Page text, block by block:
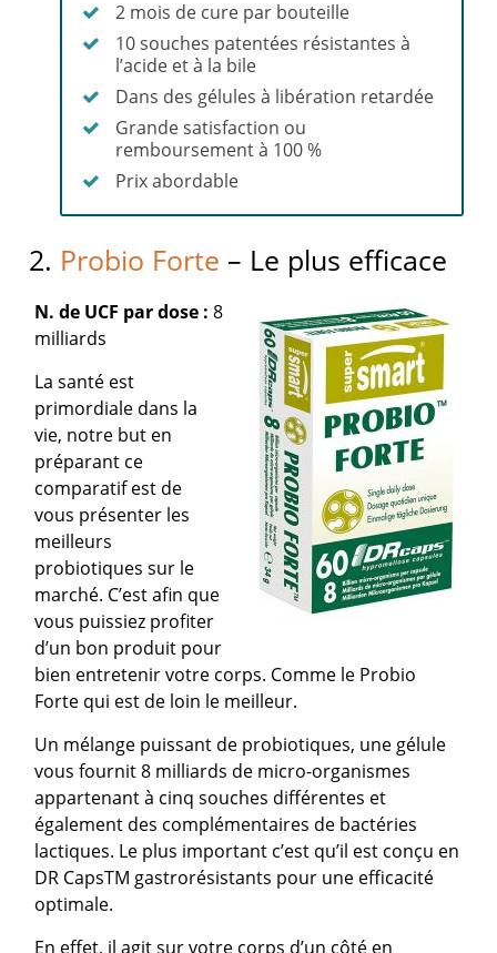
2 mois de cure par bouteille
10 souches patentées résistantes à
l’acide et à la bile
Dans des gélules à libération retardée
Grande satisfaction ou
remboursement à 100 %
Prix abordable
2. Probio Forte – Le plus efficace
N. de UCF par dose :8
milliards
La santé est
primordiale dans la
vie, notre but en
préparant ce
comparatif est de
vous présenter les
meilleurs
probiotiques sur le
marché. C’est afin que
vous puissiez profiter
d’un bon produit pour
bien entretenir votre corps. Comme le Probio
Forte qui est de loin le meilleur.
Un mélange puissant de probiotiques, une gélule
vous fournit 8 milliards de micro-organismes
appartenant à cinq souches différentes et
également des complémentaires de bactéries
lactiques. Le plus important c’est qu’il est conçu en
DR CapsTM gastrorésistants pour une efficacité
optimale.
En effet, il agit sur votre corps d’un côté en